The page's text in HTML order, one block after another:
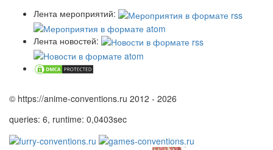
Лента мероприятий:
Лента новостей:
© https://anime-conventions.ru 2012 - 2026
queries: 6, runtime: 0,0403sec